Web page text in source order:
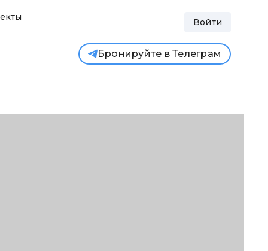
Войти
Бронируйте в Телеграм